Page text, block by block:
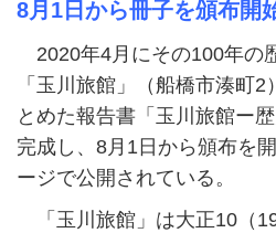
8月1日から冊子を頒布開
2020年4月にその100年の
「玉川旅館」（船橋市湊町
とめた報告書「玉川旅館ー
完成し、8月1日から頒布を
ージで公開されている。
「玉川旅館」は大正10（